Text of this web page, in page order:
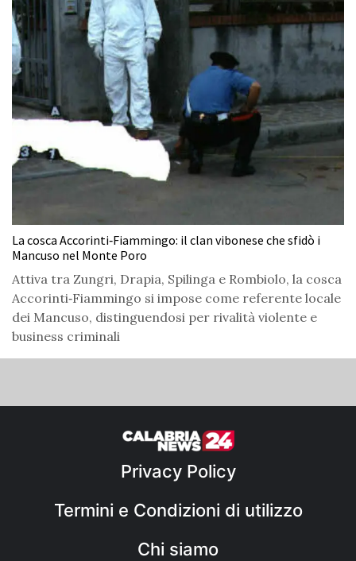
La cosca Accorinti‑Fiammingo: il clan vibonese che sfidò i
Mancuso nel Monte Poro
Attiva tra Zungri, Drapia, Spilinga e Rombiolo, la cosca
Accorinti‑Fiammingo si impose come referente locale
dei Mancuso, distinguendosi per rivalità violente e
business criminali
Privacy Policy
Termini e Condizioni di utilizzo
Chi siamo